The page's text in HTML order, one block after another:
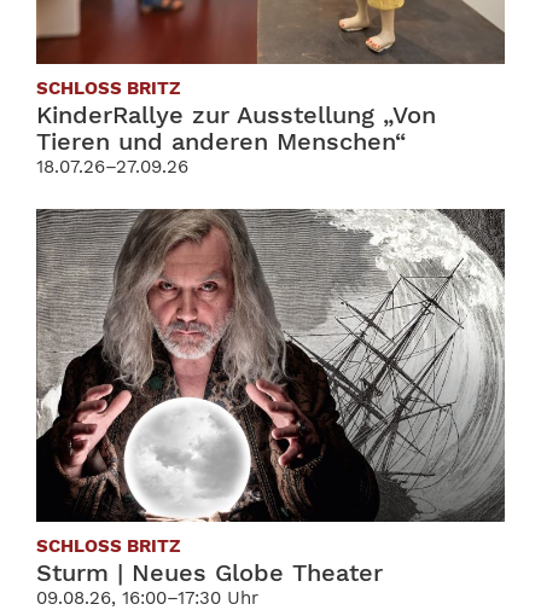
SCHLOSS BRITZ
KinderRallye zur Ausstellung „Von
Tieren und anderen Menschen“
18.07.26–27.09.26
SCHLOSS BRITZ
Sturm | Neues Globe Theater
09.08.26, 16:00–17:30 Uhr